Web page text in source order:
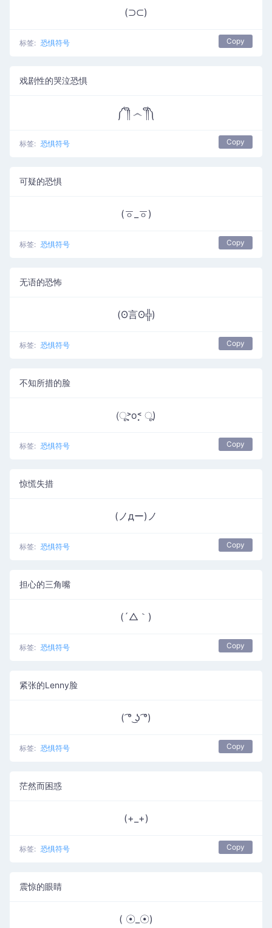
(⊃⊂)
标签: 恐惧符号 Copy
戏剧性的哭泣恐惧
༼ ༎ຶ ෴ ༎ຶ༽
标签: 恐惧符号 Copy
可疑的恐惧
(ㆆ_ㆆ)
标签: 恐惧符号 Copy
无语的恐怖
(ʘ言ʘ╬)
标签: 恐惧符号 Copy
不知所措的脸
(ू˃̣̣̣̣̣̣o˂̣̣̣̣̣̣ ू)
标签: 恐惧符号 Copy
惊慌失措
(ノдー)ノ
标签: 恐惧符号 Copy
担心的三角嘴
(´△｀)
标签: 恐惧符号 Copy
紧张的Lenny脸
( ͡° ͜ʖ ͡°)
标签: 恐惧符号 Copy
茫然而困惑
(+_+)
标签: 恐惧符号 Copy
震惊的眼睛
( ☉_☉)